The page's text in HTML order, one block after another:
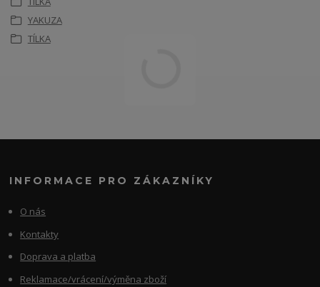
YAKUZA
TÍLKA
INFORMACE PRO ZÁKAZNÍKY
O nás
Kontakty
Doprava a platba
Reklamace/vrácení/výměna zboží